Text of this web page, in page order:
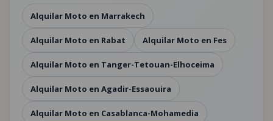
Alquilar Moto en Marrakech
Alquilar Moto en Rabat Alquilar Moto en Fes
Alquilar Moto en Tanger-Tetouan-Elhoceima
Alquilar Moto en Agadir-Essaouira
Alquilar Moto en Casablanca-Mohamedia